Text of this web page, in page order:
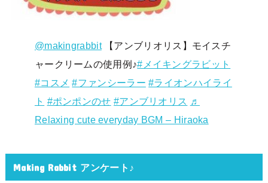
@makingrabbit【アンブリオリス】モイスチ
ャークリームの使用例♪#メイキングラビット
#コスメ #ファンシーラー #ライオンハイライ
ト #ポンポンのせ #アンブリオリス ♬
Relaxing cute everyday BGM – Hiraoka
Making Rabbit アンケート♪